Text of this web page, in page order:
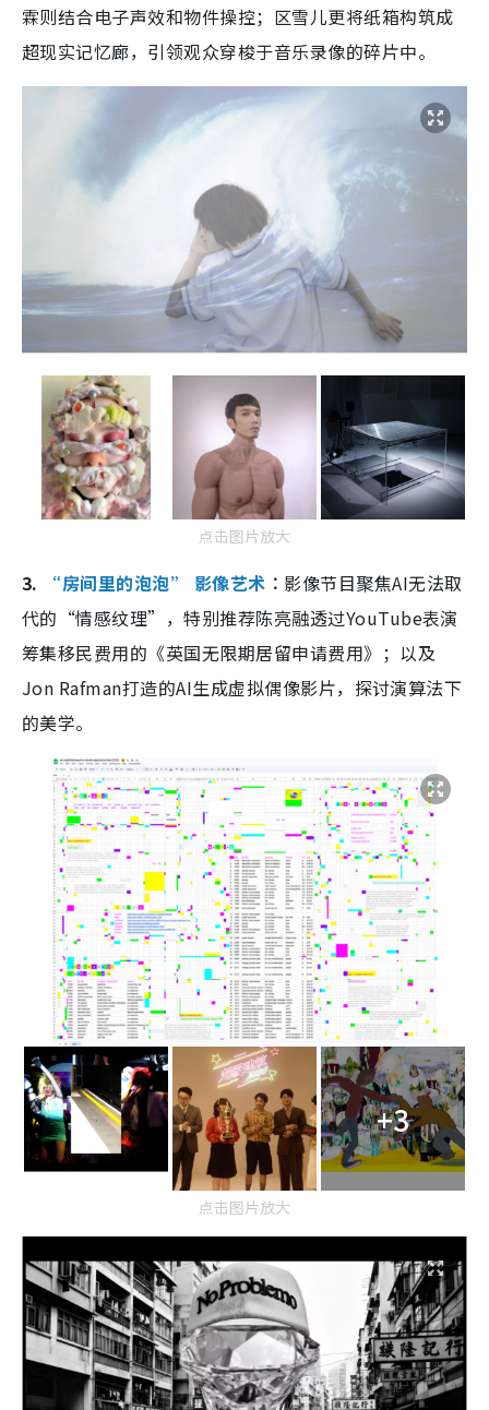
霖则结合电子声效和物件操控；区雪儿更将纸箱构筑成
超现实记忆廊，引领观众穿梭于音乐录像的碎片中。
点击图片放大
3. “房间里的泡泡” 影像艺术 ︰ 影像节目聚焦AI无法取
代的“情感纹理”，特别推荐陈亮融透过YouTube表演
筹集移民费用的《英国无限期居留申请费用》；以及
Jon Rafman打造的AI生成虚拟偶像影片，探讨演算法下
的美学。
+3
点击图片放大